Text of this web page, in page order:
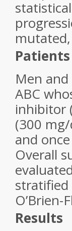
mutated,
Men
ABC
inhibitor
(300
and
Overall
Results